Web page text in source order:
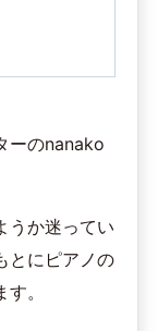
ーのnanako
うか迷ってい
とにピアノの
。